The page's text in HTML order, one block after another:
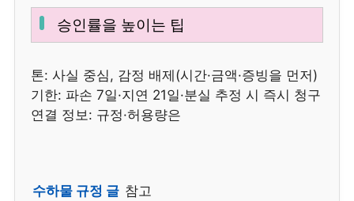
승인률을 높이는 팁
톤: 사실 중심, 감정 배제(시간·금액·증빙을 먼저)
기한: 파손 7일·지연 21일·분실 추정 시 즉시 청구
연결 정보: 규정·허용량은
수하물 규정 글 참고